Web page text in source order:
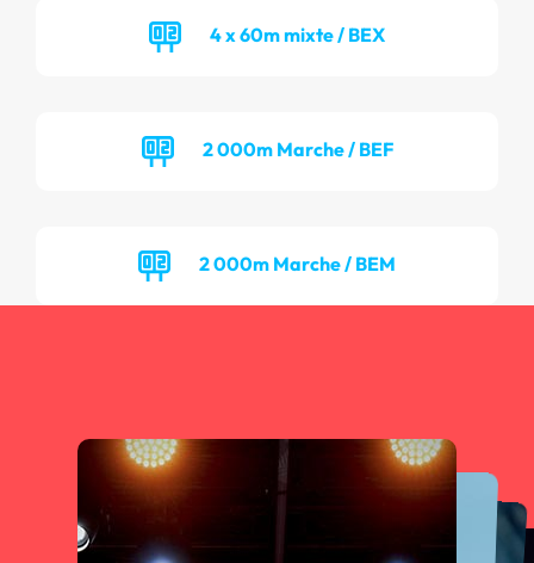
4 x 60m mixte / BEX
2 000m Marche / BEF
2 000m Marche / BEM